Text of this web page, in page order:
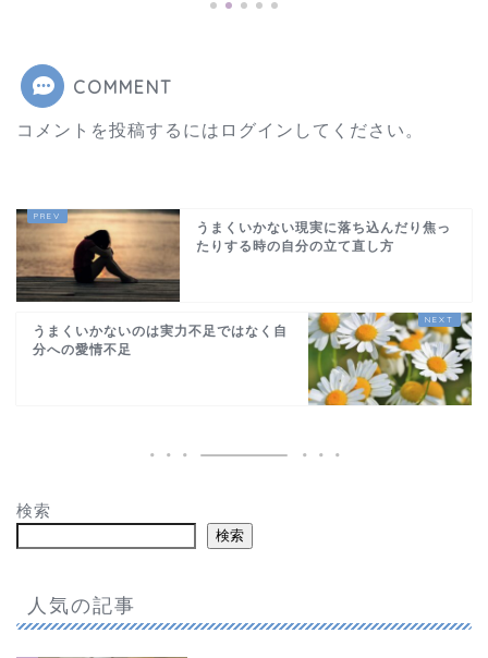
COMMENT
コメントを投稿するには ログイン してください。
うまくいかない現実に落ち込んだり焦っ
たりする時の自分の立て直し方
うまくいかないのは実力不足ではなく自
分への愛情不足
検索
検索
人気の記事